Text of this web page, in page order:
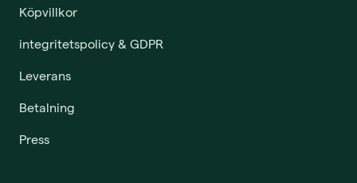
Köpvillkor
integritetspolicy & GDPR
Leverans
Betalning
Press